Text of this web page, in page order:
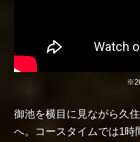
御池を横目に見ながら久
へ。コースタイムでは1時